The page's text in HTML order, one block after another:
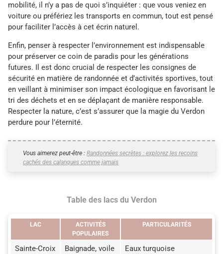
mobilité, il n’y a pas de quoi s’inquiéter : que vous veniez en
voiture ou préfériez les transports en commun, tout est pensé
pour faciliter l’accès à cet écrin naturel.
Enfin, penser à respecter l’environnement est indispensable
pour préserver ce coin de paradis pour les générations
futures. Il est donc crucial de respecter les consignes de
sécurité en matière de randonnée et d’activités sportives, tout
en veillant à minimiser son impact écologique en favorisant le
tri des déchets et en se déplaçant de manière responsable.
Respecter la nature, c’est s’assurer que la magie du Verdon
perdure pour l’éternité.
Vous aimerez peut-être : Randonnées secrètes : explorez les recoins
cachés des calanques comme jamais
Table des lacs du Verdon
LAC
ACTIVITÉS
POPULAIRES
PARTICULARITÉS
Sainte-Croix Baignade, voile
Eaux turquoise